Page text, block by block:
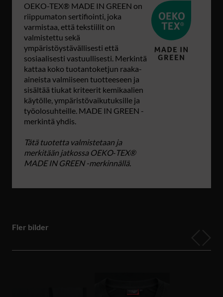
OEKO-TEX® MADE IN GREEN on
riippumaton sertifiointi, joka
varmistaa, että tekstiilit on
valmistettu sekä
ympäristöystävällisesti että
sosiaalisesti vastuullisesti. Merkintä
kattaa koko tuotantoketjun raaka-
aineista valmiiseen tuotteeseen ja
sisältää tiukat kriteerit kemikaalien
käytölle, ympäristövaikutuksille ja
työolosuhteille. MADE IN GREEN -
merkintä yhdis.
Tätä tuotetta valmistetaan ja
merkitään jatkossa OEKO‑TEX®
MADE IN GREEN -merkinnällä.
Fler bilder